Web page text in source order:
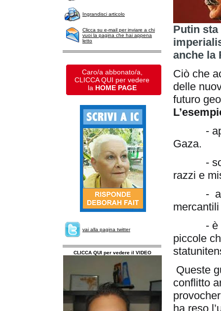
Ingrandisci articolo
Clicca su e-mail per inviare a chi
vuoi la pagina che hai appena
letto
Caro/a abbonato/a,
CLICCA QUI per vedere
la HOME PAGE
vai alla pagina twitter
CLICCA QUI per vedere il VIDEO
Putin
anche la
Ciò che
delle
futuro
-
Gaza.
-
razzi e
-
- è
piccole
Queste
conflitto
ha reso